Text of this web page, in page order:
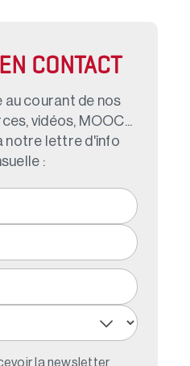
CONTACT
au courant de nos
vidéos, MOOC...
notre lettre d'info
:
la newsletter